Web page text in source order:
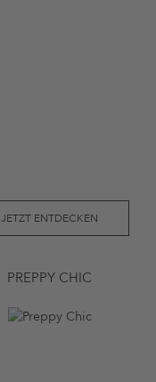
JETZT ENTDECKEN
PREPPY CHIC